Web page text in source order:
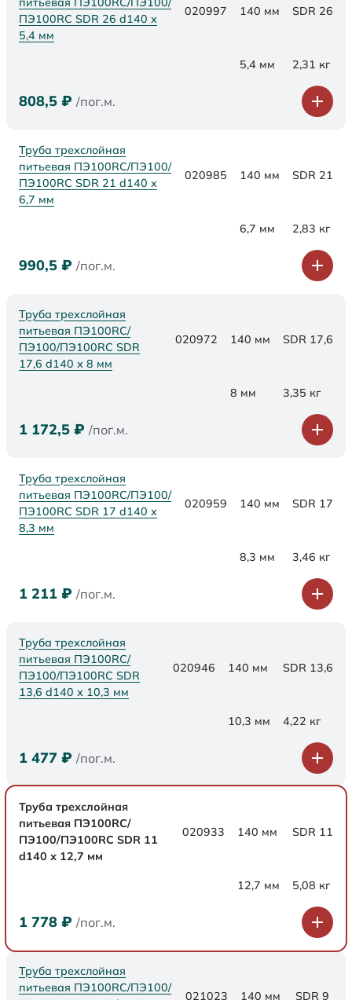
ПЭ100RC SDR 26 d140 х
5,4 мм
020997 140 мм SDR 26
5,4 мм 2,31 кг
808,5 ₽ /пог.м.
Труба трехслойная
питьевая ПЭ100RC/ПЭ100/
ПЭ100RC SDR 21 d140 х
6,7 мм
020985 140 мм SDR 21
6,7 мм 2,83 кг
990,5 ₽ /пог.м.
Труба трехслойная
питьевая ПЭ100RC/
ПЭ100/ПЭ100RC SDR
17,6 d140 х 8 мм
020972 140 мм SDR 17,6
8 мм 3,35 кг
1 172,5 ₽ /пог.м.
Труба трехслойная
питьевая ПЭ100RC/ПЭ100/
ПЭ100RC SDR 17 d140 х
8,3 мм
020959 140 мм SDR 17
8,3 мм 3,46 кг
1 211 ₽ /пог.м.
Труба трехслойная
питьевая ПЭ100RC/
ПЭ100/ПЭ100RC SDR
13,6 d140 х 10,3 мм
020946 140 мм SDR 13,6
10,3 мм 4,22 кг
1 477 ₽ /пог.м.
Труба трехслойная
питьевая ПЭ100RC/
ПЭ100/ПЭ100RC SDR 11
d140 х 12,7 мм
020933 140 мм SDR 11
12,7 мм 5,08 кг
1 778 ₽ /пог.м.
Труба трехслойная
питьевая ПЭ100RC/ПЭ100/
021023 140 мм SDR 9